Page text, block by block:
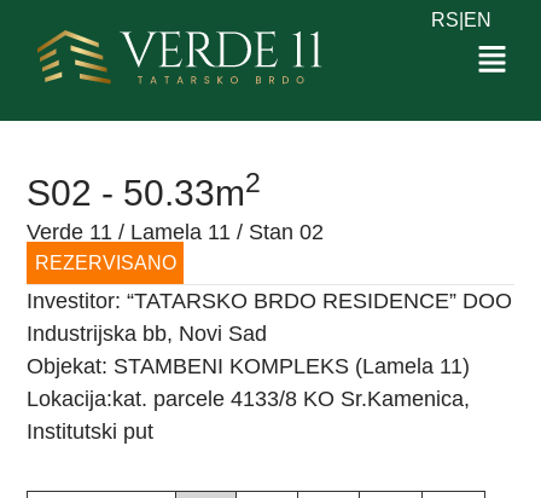
RS EN
S02 - 50.33m2
Verde 11 / Lamela 11 / Stan 02
REZERVISANO
Investitor: “TATARSKO BRDO RESIDENCE” DOO
Industrijska bb, Novi Sad
Objekat: STAMBENI KOMPLEKS (Lamela 11)
Lokacija:kat. parcele 4133/8 KO Sr.Kamenica,
Institutski put